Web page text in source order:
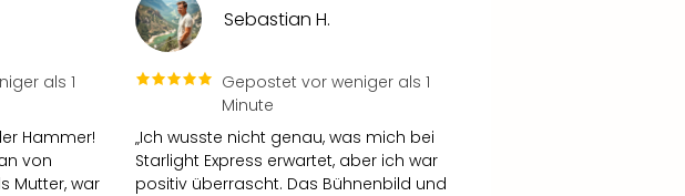
als 1
Hammer!
von
Mutter, war
Sebastian H.
Gepostet vor weniger als 1
Minute
„Ich wusste nicht genau, was mich bei
Starlight Express erwartet, aber ich war
positiv überrascht. Das Bühnenbild und